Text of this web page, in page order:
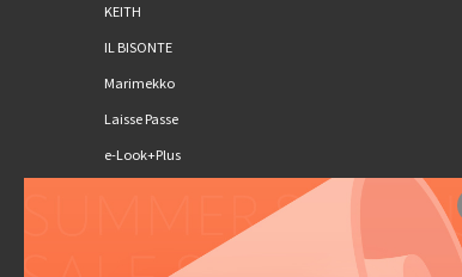
KEITH
IL BISONTE
Marimekko
Laisse Passe
e-Look+Plus
KEITH Lサイズ